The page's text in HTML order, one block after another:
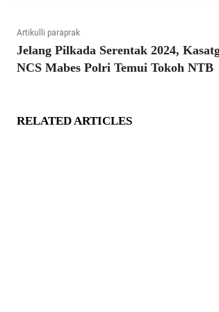
Artikulli paraprak
Jelang Pilkada Serentak 2024,
NCS Mabes Polri Temui Tokoh NTB
RELATED ARTICLES